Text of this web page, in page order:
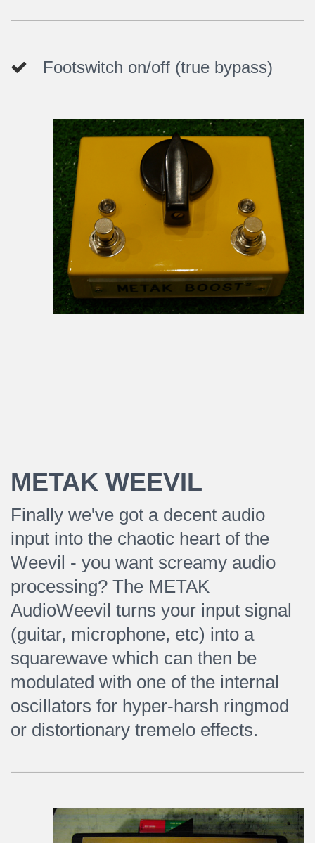
Footswitch on/off (true bypass)
METAK WEEVIL
Finally we've got a decent audio
input into the chaotic heart of the
Weevil - you want screamy audio
processing? The METAK
AudioWeevil turns your input signal
(guitar, microphone, etc) into a
squarewave which can then be
modulated with one of the internal
oscillators for hyper-harsh ringmod
or distortionary tremelo effects.